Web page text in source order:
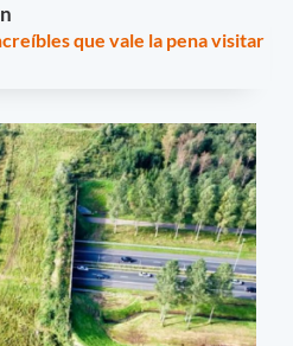
que vale la pena visitar